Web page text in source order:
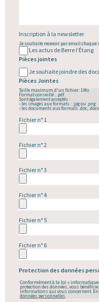
Inscription à la newsletter
Je souhaite recevoir par email
Les actus de Berre l’Étang
Pièces jointes
Je souhaite joindre des
Pièces Jointes
Taille maximum d'un fichier: 1Mo
Format conseillé : .pdf
Sont également acceptés :
- les images aux formats : .jpg ou .png
- les documents aux formats
Fichier n° 1
Fichier n° 2
Fichier n° 3
Fichier n° 4
Fichier n° 5
Fichier n° 6
Protection des données
Conformément à la loi « informatique
protection des données, vous
informations qui vous concernent.
données personnelles.